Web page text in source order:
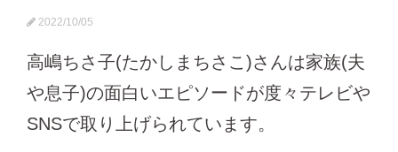
2022/10/05
高嶋ちさ子(たかしまちさこ)さんは家族(夫
や息子)の面白いエピソードが度々テレビや
SNSで取り上げられています。